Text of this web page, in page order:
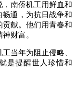
南侨机工用鲜血和
通，为抗日战争和
献。他们用青春和
财富。
当年为阻止侵略、
是提醒世人珍惜和